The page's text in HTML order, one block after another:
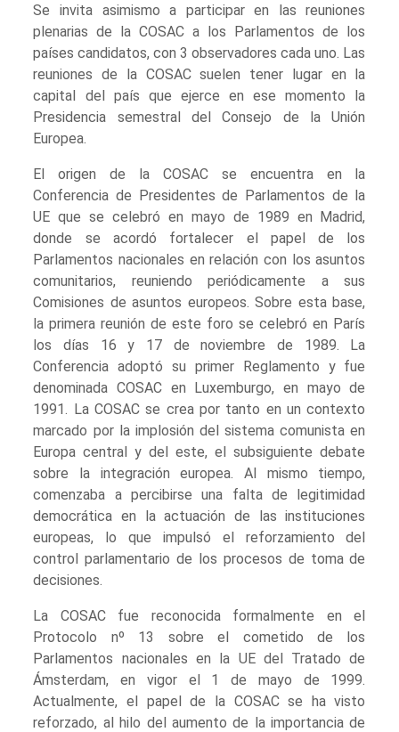
Se invita asimismo a participar en las reuniones
plenarias de la COSAC a los Parlamentos de los
países candidatos, con 3 observadores cada uno. Las
reuniones de la COSAC suelen tener lugar en la
capital del país que ejerce en ese momento la
Presidencia semestral del Consejo de la Unión
Europea.
El origen de la COSAC se encuentra en la
Conferencia de Presidentes de Parlamentos de la
UE que se celebró en mayo de 1989 en Madrid,
donde se acordó fortalecer el papel de los
Parlamentos nacionales en relación con los asuntos
comunitarios, reuniendo periódicamente a sus
Comisiones de asuntos europeos. Sobre esta base,
la primera reunión de este foro se celebró en París
los días 16 y 17 de noviembre de 1989. La
Conferencia adoptó su primer Reglamento y fue
denominada COSAC en Luxemburgo, en mayo de
1991. La COSAC se crea por tanto en un contexto
marcado por la implosión del sistema comunista en
Europa central y del este, el subsiguiente debate
sobre la integración europea. Al mismo tiempo,
comenzaba a percibirse una falta de legitimidad
democrática en la actuación de las instituciones
europeas, lo que impulsó el reforzamiento del
control parlamentario de los procesos de toma de
decisiones.
La COSAC fue reconocida formalmente en el
Protocolo nº 13 sobre el cometido de los
Parlamentos nacionales en la UE del Tratado de
Ámsterdam, en vigor el 1 de mayo de 1999.
Actualmente, el papel de la COSAC se ha visto
reforzado, al hilo del aumento de la importancia de